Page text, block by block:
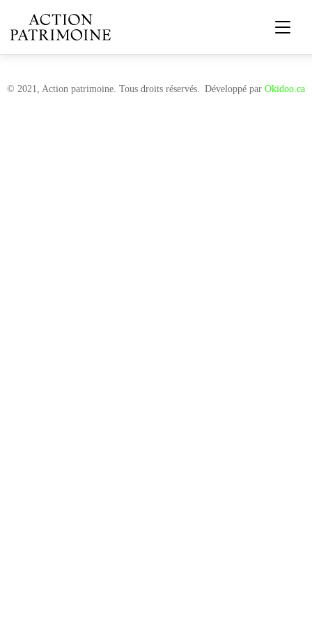
© 2021, Action patrimoine. Tous droits réservés. Développé par Okidoo.ca